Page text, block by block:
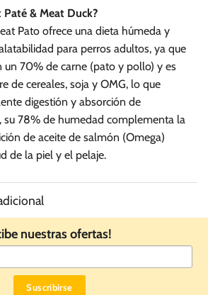
Paté & Meat Duck?
Pato ofrece una dieta húmeda y
para perros adultos, ya que
un 70% de carne (pato y pollo) y es
de cereales, soja y OMG, lo que
digestión y absorción de
su 78% de humedad complementa la
de aceite de salmón (Omega)
de la piel y el pelaje.
nuestras ofertas!